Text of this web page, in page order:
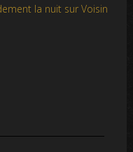
la nuit sur Voisin